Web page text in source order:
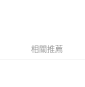
相關推薦